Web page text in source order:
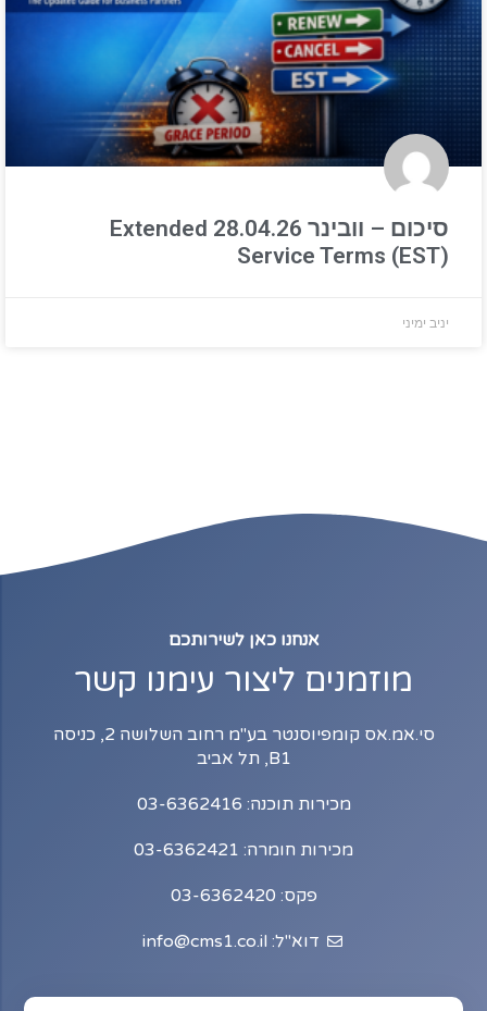
סיכום – וובינר 28.04.26 Extended
Service
אנחנו כאן לשירותכם
ליצור עימנו קשר
סי.אמ.אס קומפיוסנטר בע"מ רחוב השלושה 2, כניסה
מכירות תוכנה: 03-6362416
מכירות חומרה: 03-6362421